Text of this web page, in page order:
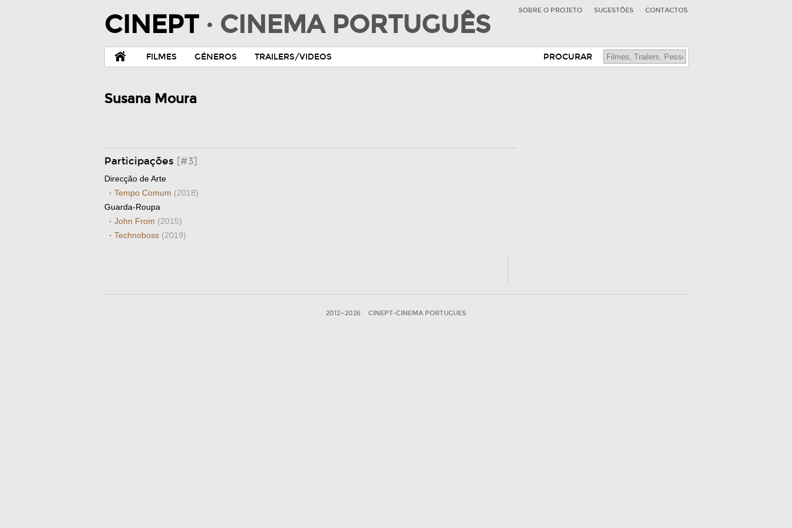
CINEPT · CINEMA PORTUGUÊS SOBRE O PROJETO SUGESTÕES CONTACTOS
FILMES GÉNEROS TRAILERS/VIDEOS PROCURAR
Susana Moura
Participações [#3]
Direcção de Arte
· Tempo Comum (2018)
Guarda-Roupa
· John From (2015)
· Technoboss (2019)
2012—2026 CINEPT-CINEMA PORTUGUES